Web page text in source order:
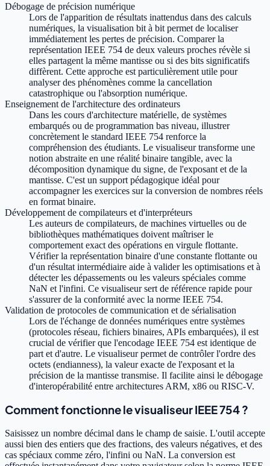
Débogage de précision numérique
Lors de l'apparition de résultats inattendus dans des calculs
numériques, la visualisation bit à bit permet de localiser
immédiatement les pertes de précision. Comparer la
représentation IEEE 754 de deux valeurs proches révèle si
elles partagent la même mantisse ou si des bits significatifs
diffèrent. Cette approche est particulièrement utile pour
analyser des phénomènes comme la cancellation
catastrophique ou l'absorption numérique.
Enseignement de l'architecture des ordinateurs
Dans les cours d'architecture matérielle, de systèmes
embarqués ou de programmation bas niveau, illustrer
concrètement le standard IEEE 754 renforce la
compréhension des étudiants. Le visualiseur transforme une
notion abstraite en une réalité binaire tangible, avec la
décomposition dynamique du signe, de l'exposant et de la
mantisse. C'est un support pédagogique idéal pour
accompagner les exercices sur la conversion de nombres réels
en format binaire.
Développement de compilateurs et d'interpréteurs
Les auteurs de compilateurs, de machines virtuelles ou de
bibliothèques mathématiques doivent maîtriser le
comportement exact des opérations en virgule flottante.
Vérifier la représentation binaire d'une constante flottante ou
d'un résultat intermédiaire aide à valider les optimisations et à
détecter les dépassements ou les valeurs spéciales comme
NaN et l'infini. Ce visualiseur sert de référence rapide pour
s'assurer de la conformité avec la norme IEEE 754.
Validation de protocoles de communication et de sérialisation
Lors de l'échange de données numériques entre systèmes
(protocoles réseau, fichiers binaires, APIs embarquées), il est
crucial de vérifier que l'encodage IEEE 754 est identique de
part et d'autre. Le visualiseur permet de contrôler l'ordre des
octets (endianness), la valeur exacte de l'exposant et la
précision de la mantisse transmise. Il facilite ainsi le débogage
d'interopérabilité entre architectures ARM, x86 ou RISC-V.
Comment fonctionne le visualiseur IEEE 754 ?
Saisissez un nombre décimal dans le champ de saisie. L'outil accepte
aussi bien des entiers que des fractions, des valeurs négatives, et des
cas spéciaux comme zéro, l'infini ou NaN. La conversion est